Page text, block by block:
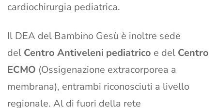
cardiochirurgia pediatrica.
Il DEA del Bambino Gesù è inoltre sede
del Centro Antiveleni pediatrico e del Centro
ECMO (Ossigenazione extracorporea a
membrana), entrambi riconosciuti a livello
regionale. Al di fuori della rete